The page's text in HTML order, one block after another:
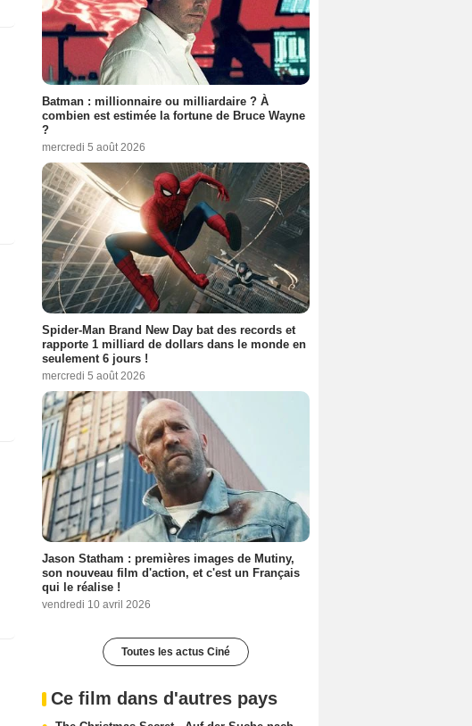
Batman : millionnaire ou milliardaire ? À
combien est estimée la fortune de Bruce Wayne
?
mercredi 5 août 2026
Spider-Man Brand New Day bat des records et
rapporte 1 milliard de dollars dans le monde en
seulement 6 jours !
mercredi 5 août 2026
Jason Statham : premières images de Mutiny,
son nouveau film d'action, et c'est un Français
qui le réalise !
vendredi 10 avril 2026
Toutes les actus Ciné
Ce film dans d'autres pays